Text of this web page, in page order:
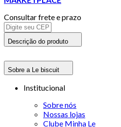
Consultar frete e prazo
Descrição do produto
Sobre a Le biscuit
Institucional
Sobre nós
Nossas lojas
Clube Minha Le